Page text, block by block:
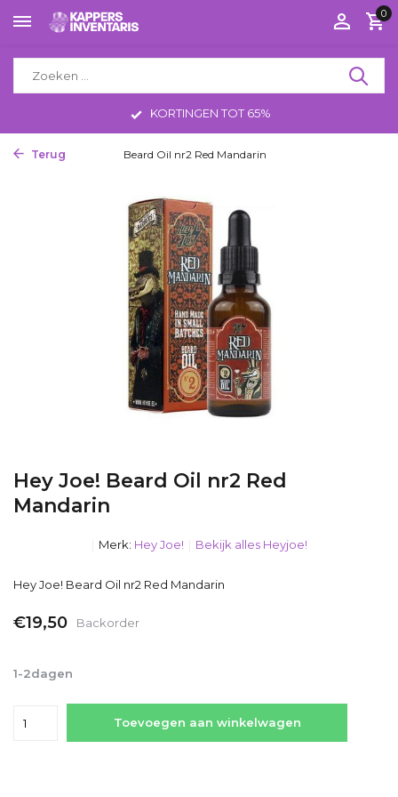
0
KORTINGEN TOT 65%
Terug Beard Oil nr2 Red Mandarin
Hey Joe! Beard Oil nr2 Red
Mandarin
Merk: Hey Joe! Bekijk alles Heyjoe!
Hey Joe! Beard Oil nr2 Red Mandarin
€19,50 Backorder
1-2dagen
Toevoegen aan winkelwagen